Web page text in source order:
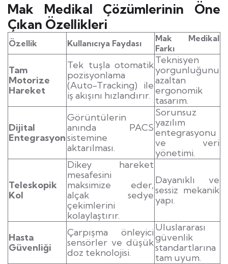
Mak Medikal Çözümlerinin Öne
Çıkan Özellikleri
Özellik Kullanıcıya Faydası
Mak Medikal
Farkı
Tam
Motorize
Hareket
Tek tuşla otomatik
pozisyonlama
(Auto-Tracking) ile
iş akışını hızlandırır.
Teknisyen
yorgunluğunu
azaltan
ergonomik
tasarım.
Dijital
Entegrasyon
Görüntülerin
anında PACS
sistemine
aktarılması.
Sorunsuz
yazılım
entegrasyonu
ve veri
yönetimi.
Teleskopik
Kol
Dikey hareket
mesafesini
maksimize eder,
alçak sedye
çekimlerini
kolaylaştırır.
Dayanıklı ve
sessiz mekanik
yapı.
Hasta
Güvenliği
Çarpışma önleyici
sensörler ve düşük
doz teknolojisi.
Uluslararası
güvenlik
standartlarına
tam uyum.